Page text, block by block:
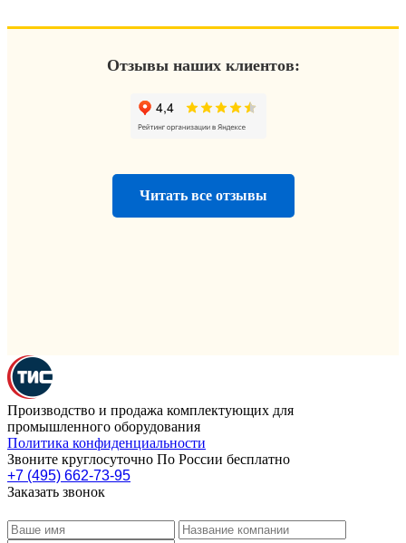
Отзывы наших клиентов:
Читать все отзывы
Производство и продажа комплектующих для
промышленного оборудования
Политика конфиденциальности
Звоните круглосуточно По России бесплатно
+7 (495) 662-73-95
Заказать звонок